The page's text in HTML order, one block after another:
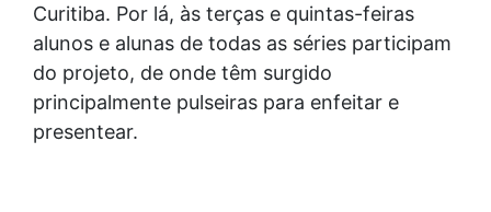
Curitiba. Por lá, às terças e quintas-feiras
alunos e alunas de todas as séries participam
do projeto, de onde têm surgido
principalmente pulseiras para enfeitar e
presentear.